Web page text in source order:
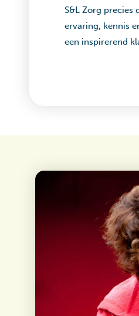
S&L Zorg
ervaring, kennis
een inspirerend